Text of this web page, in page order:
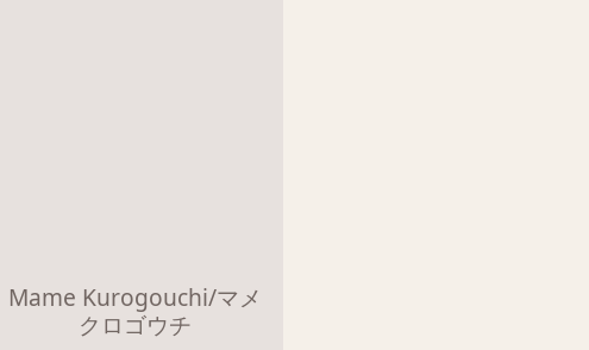
Mame Kurogouchi/マメ
クロゴウチ